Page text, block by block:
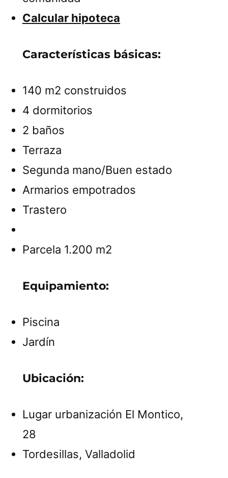
Calcular hipoteca
Características básicas:
140 m2 construidos
4 dormitorios
2 baños
Terraza
Segunda mano/Buen estado
Armarios empotrados
Trastero
Parcela 1.200 m2
Equipamiento:
Piscina
Jardín
Ubicación:
Lugar urbanización El Montico,
28
Tordesillas, Valladolid